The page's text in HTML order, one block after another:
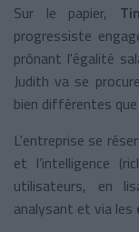
Sur le papier,
progressiste
prônant l'égalité
Judith va se
bien différentes
L'entreprise se
et l’intelligence
utilisateurs, en
analysant et via les